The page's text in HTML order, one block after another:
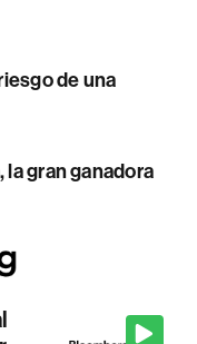
de una
gran ganadora